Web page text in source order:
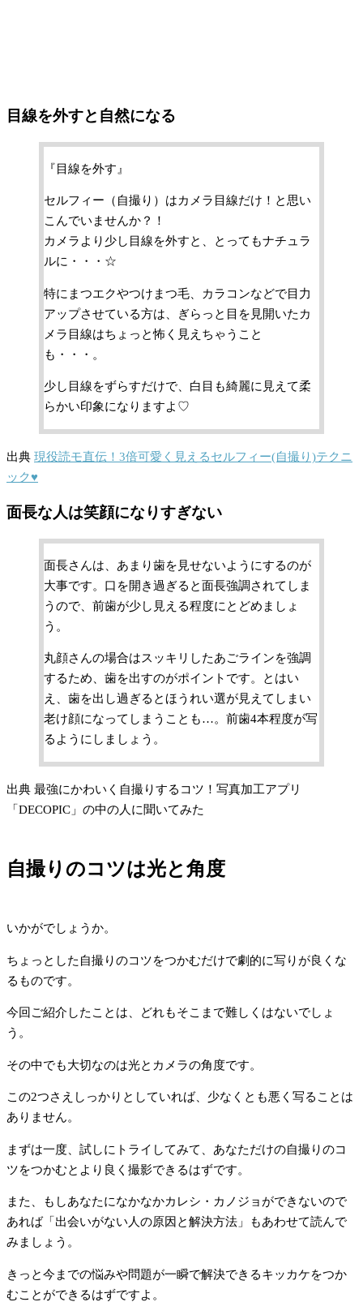
目線を外すと自然になる
『目線を外す』
セルフィー（自撮り）はカメラ目線だけ！と思い
こんでいませんか？！
カメラより少し目線を外すと、とってもナチュラ
ルに・・・☆
特にまつエクやつけまつ毛、カラコンなどで目力
アップさせている方は、ぎらっと目を見開いたカ
メラ目線はちょっと怖く見えちゃうこと
も・・・。
少し目線をずらすだけで、白目も綺麗に見えて柔
らかい印象になりますよ♡
出典 現役読モ直伝！3倍可愛く見えるセルフィー(自撮り)テクニ
ック♥
面長な人は笑顔になりすぎない
面長さんは、あまり歯を見せないようにするのが
大事です。口を開き過ぎると面長強調されてしま
うので、前歯が少し見える程度にとどめましょ
う。
丸顔さんの場合はスッキリしたあごラインを強調
するため、歯を出すのがポイントです。とはい
え、歯を出し過ぎるとほうれい選が見えてしまい
老け顔になってしまうことも…。前歯4本程度が写
るようにしましょう。
出典 最強にかわいく自撮りするコツ！写真加工アプリ
「DECOPIC」の中の人に聞いてみた
自撮りのコツは光と角度
いかがでしょうか。
ちょっとした自撮りのコツをつかむだけで劇的に写りが良くな
るものです。
今回ご紹介したことは、どれもそこまで難しくはないでしょ
う。
その中でも大切なのは光とカメラの角度です。
この2つさえしっかりとしていれば、少なくとも悪く写ることは
ありません。
まずは一度、試しにトライしてみて、あなただけの自撮りのコ
ツをつかむとより良く撮影できるはずです。
また、もしあなたになかなかカレシ・カノジョができないので
あれば「出会いがない人の原因と解決方法」もあわせて読んで
みましょう。
きっと今までの悩みや問題が一瞬で解決できるキッカケをつか
むことができるはずですよ。